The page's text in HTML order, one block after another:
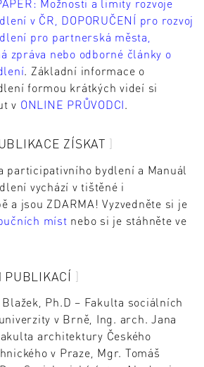
Možnosti a limity rozvoje
v ČR, DOPORUČENÍ pro rozvoj
pro partnerská města,
zpráva nebo odborné články o
. Základní informace o
formou krátkých videí si
v ONLINE PRŮVODCI.
ZÍSKAT
participativního bydlení a Manuál
vychází v tištěné i
a jsou ZDARMA! Vyzvedněte si je
míst nebo si je stáhněte ve
PUBLIKACÍ
Ph.D – Fakulta sociálních
v Brně, Ing. arch. Jana
architektury Českého
v Praze, Mgr. Tomáš